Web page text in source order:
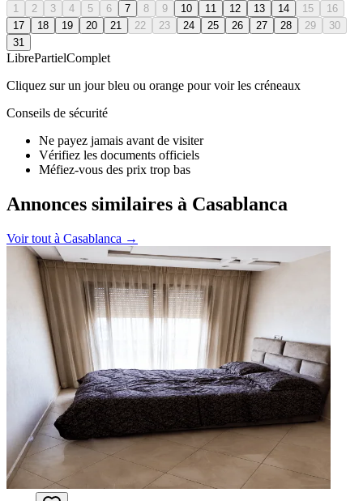
1 2 3 4 5 6 7 8 9 10 11 12 13 14 15
16
17
18 19 20 21 22 23 24 25 26 27 28 29
30
31
LibrePartielComplet
Cliquez sur un jour bleu ou orange pour voir les créneaux
Conseils de sécurité
Ne payez jamais avant de visiter
Vérifiez les documents officiels
Méfiez-vous des prix trop bas
Annonces similaires à Casablanca
Voir tout à Casablanca →